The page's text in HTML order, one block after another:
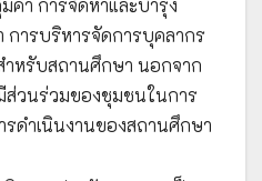
ค่า การจัดหาและบำรุง
ารบริหารจัดการบุคลากร
ำหรับสถานศึกษา นอกจาก
ส่วนร่วมของชุมชนในการ
ดำเนินงานของสถานศึกษา